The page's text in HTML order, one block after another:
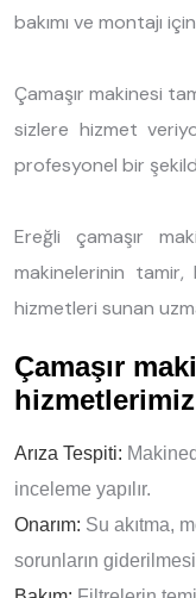
bakımı ve montajı
Çamaşır makinesi
sizlere hizmet
profesyonel bir
Ereğli çamaşır
makinelerinin
hizmetleri sunan
Çamaşır
hizmetlerimiz
Arıza Tespiti:
inceleme yapılır.
Onarım: Su akıtma,
sorunların